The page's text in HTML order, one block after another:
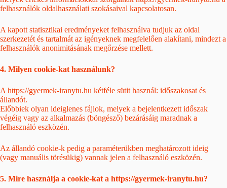
felhasználók oldalhasználati szokásaival kapcsolatosan.
A kapott statisztikai eredményeket felhasználva tudjuk az oldal
szerkezetét és tartalmát az igényeknek megfelelően alakítani, mindezt a
felhasználók anonimitásának megőrzése mellett.
4. Milyen cookie-kat használunk?
A https://gyermek-iranytu.hu kétféle sütit használ: időszakosat és
állandót.
Előbbiek olyan ideiglenes fájlok, melyek a bejelentkezett időszak
végéig vagy az alkalmazás (böngésző) bezárásáig maradnak a
felhasználó eszközén.
Az állandó cookie-k pedig a paraméterükben meghatározott ideig
(vagy manuális törésükig) vannak jelen a felhasználó eszközén.
5. Mire használja a cookie-kat a https://gyermek-iranytu.hu?